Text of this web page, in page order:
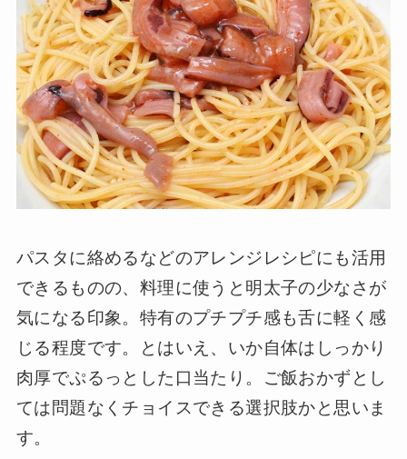
パスタに絡めるなどのアレンジレシピにも活用
できるものの、料理に使うと明太子の少なさが
気になる印象。特有のプチプチ感も舌に軽く感
じる程度です。とはいえ、いか自体はしっかり
肉厚でぷるっとした口当たり。ご飯おかずとし
ては問題なくチョイスできる選択肢かと思いま
す。